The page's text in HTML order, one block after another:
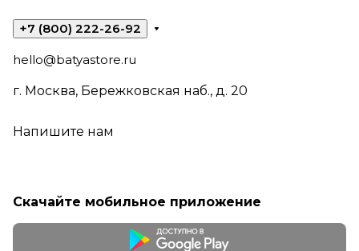
+7 (800) 222-26-92
hello@batyastore.ru
г. Москва, Бережковская наб., д. 20
Напишите нам
Скачайте мобильное приложение